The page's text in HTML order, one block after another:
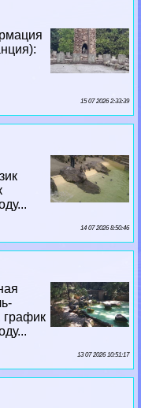
15 07 2026 2:33:39
14 07 2026 8:50:46
13 07 2026 10:51:17